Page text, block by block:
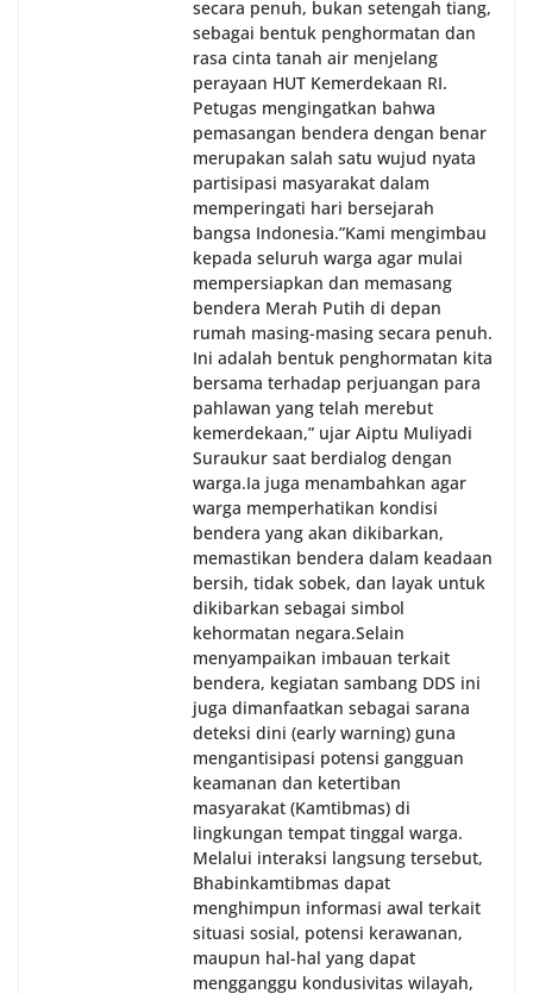
secara penuh, bukan setengah tiang,
sebagai bentuk penghormatan dan
rasa cinta tanah air menjelang
perayaan HUT Kemerdekaan RI.
Petugas mengingatkan bahwa
pemasangan bendera dengan benar
merupakan salah satu wujud nyata
partisipasi masyarakat dalam
memperingati hari bersejarah
bangsa Indonesia.‎‎”Kami mengimbau
kepada seluruh warga agar mulai
mempersiapkan dan memasang
bendera Merah Putih di depan
rumah masing-masing secara penuh.
Ini adalah bentuk penghormatan kita
bersama terhadap perjuangan para
pahlawan yang telah merebut
kemerdekaan,” ujar Aiptu Muliyadi
Suraukur saat berdialog dengan
warga.‎‎Ia juga menambahkan agar
warga memperhatikan kondisi
bendera yang akan dikibarkan,
memastikan bendera dalam keadaan
bersih, tidak sobek, dan layak untuk
dikibarkan sebagai simbol
kehormatan negara.‎‎‎Selain
menyampaikan imbauan terkait
bendera, kegiatan sambang DDS ini
juga dimanfaatkan sebagai sarana
deteksi dini (early warning) guna
mengantisipasi potensi gangguan
keamanan dan ketertiban
masyarakat (Kamtibmas) di
lingkungan tempat tinggal warga.
Melalui interaksi langsung tersebut,
Bhabinkamtibmas dapat
menghimpun informasi awal terkait
situasi sosial, potensi kerawanan,
maupun hal-hal yang dapat
mengganggu kondusivitas wilayah,